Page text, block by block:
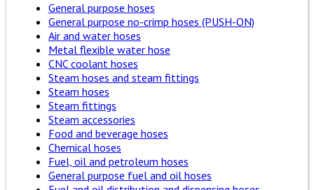
General purpose hoses
General purpose no-crimp hoses (PUSH-ON)
Air and water hoses
Metal flexible water hose
CNC coolant hoses
Steam hoses and steam fittings
Steam hoses
Steam fittings
Steam accessories
Food and beverage hoses
Chemical hoses
Fuel, oil and petroleum hoses
General purpose fuel and oil hoses